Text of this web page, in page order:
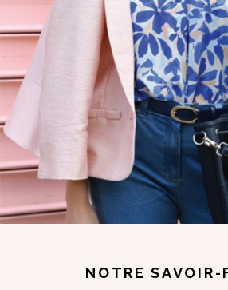
NOTRE SAVOIR-